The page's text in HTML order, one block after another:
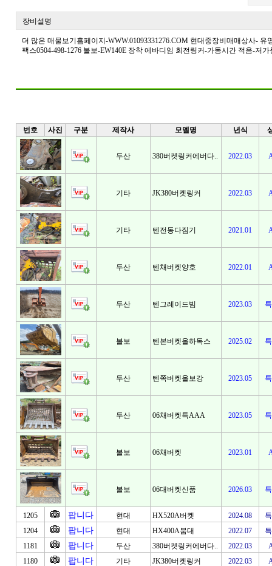
장비설명
더 많은 매물보기홈페이지-WWW.01093331276.COM 현대중장비매매상사- 유
팩스0504-498-1276 볼보-EW140E 장착 에바디임 회전링커-가동시간 적음-저
번호 사진 구분 제작사 모델명 년식
두산 380버켓링커에버다.. 2022.03
기타 JK380버켓링커 2022.03
기타 텐전동다짐기 2021.01
두산 텐채버켓양호 2022.01
두산 텐그레이드빔 2023.03
볼보 텐본버켓올하독스 2025.02
두산 텐쪽버켓올보강 2023.05
두산 06채버켓특AAA 2023.05
볼보 06채버켓 2023.01
볼보 06대버켓신품 2026.03
1205 팝니다 현대 HX520A버켓 2024.08
1204
팝니다 현대 HX400A붐대 2022.07
1181
팝니다 두산 380버켓링커에버다.. 2022.03
1180
팝니다 기타 JK380버켓링커 2022.03